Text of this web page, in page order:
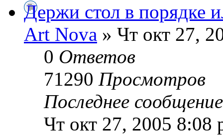
Держи стол в порядке
Art Nova » Чт окт 27,
0 Ответов
71290 Просмотров
Последнее
Чт окт 27, 2005 8:08